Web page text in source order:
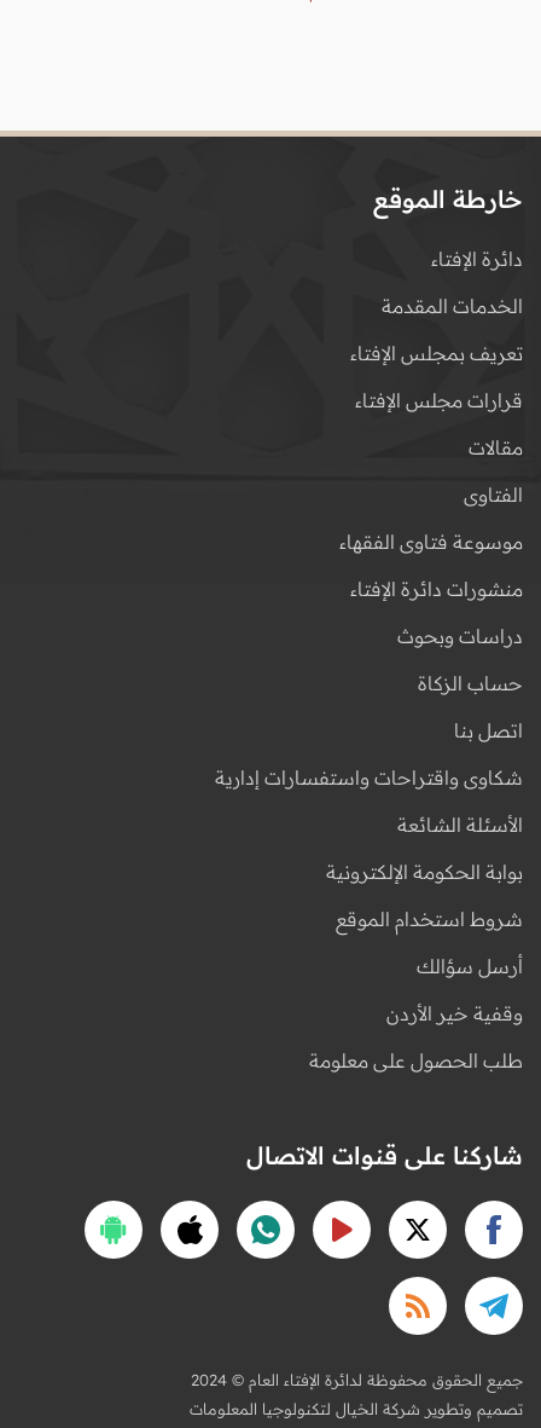
خارطة الموقع
دائرة الإفتاء
الخدمات المقدمة
تعريف بمجلس الإفتاء
قرارات مجلس الإفتاء
مقالات
الفتاوى
موسوعة فتاوى الفقهاء
منشورات دائرة الإفتاء
دراسات وبحوث
حساب الزكاة
اتصل بنا
شكاوى واقتراحات واستفسارات إدارية
الأسئلة الشائعة
بوابة الحكومة الإلكترونية
شروط استخدام الموقع
أرسل سؤالك
وقفية خير الأردن
طلب الحصول على معلومة
شاركنا على قنوات الاتصال
2024 © جميع الحقوق محفوظة لدائرة الإفتاء العام
تصميم وتطوير شركة الخيال لتكنولوجيا المعلومات